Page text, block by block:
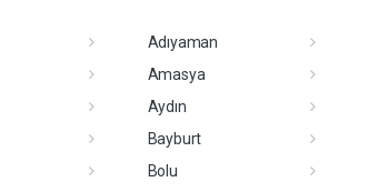
Adıyaman
Amasya
Aydın
Bayburt
Bolu